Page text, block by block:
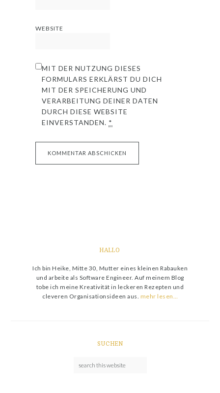
WEBSITE
MIT DER NUTZUNG DIESES
FORMULARS ERKLÄRST DU DICH
MIT DER SPEICHERUNG UND
VERARBEITUNG DEINER DATEN
DURCH DIESE WEBSITE
EINVERSTANDEN. *
HALLO
Ich bin Heike, Mitte 30, Mutter eines kleinen Rabauken
und arbeite als Software Engineer. Auf meinem Blog
tobe ich meine Kreativität in leckeren Rezepten und
cleveren Organisationsideen aus. mehr lesen…
SUCHEN